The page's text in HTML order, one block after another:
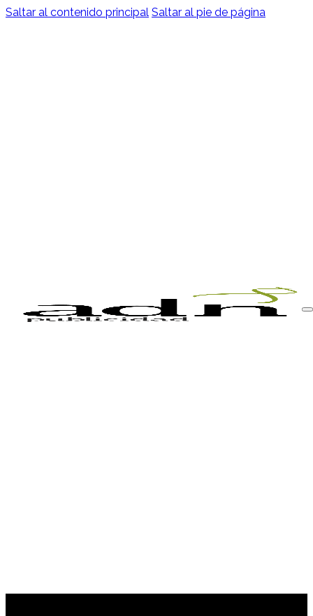
Saltar al contenido principal Saltar al pie de página